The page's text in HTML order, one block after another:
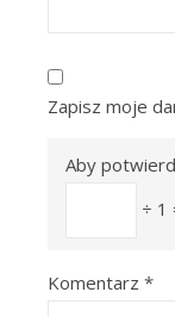
Zapisz moje
Aby
÷ 1
Komentarz *